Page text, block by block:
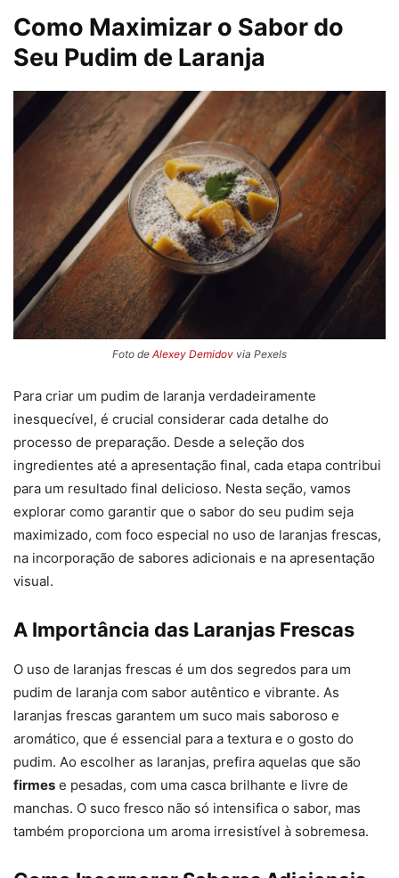
Como Maximizar o Sabor do
Seu Pudim de Laranja
Foto de Alexey Demidov via Pexels
Para criar um pudim de laranja verdadeiramente
inesquecível, é crucial considerar cada detalhe do
processo de preparação. Desde a seleção dos
ingredientes até a apresentação final, cada etapa contribui
para um resultado final delicioso. Nesta seção, vamos
explorar como garantir que o sabor do seu pudim seja
maximizado, com foco especial no uso de laranjas frescas,
na incorporação de sabores adicionais e na apresentação
visual.
A Importância das Laranjas Frescas
O uso de laranjas frescas é um dos segredos para um
pudim de laranja com sabor autêntico e vibrante. As
laranjas frescas garantem um suco mais saboroso e
aromático, que é essencial para a textura e o gosto do
pudim. Ao escolher as laranjas, prefira aquelas que são
firmes e pesadas, com uma casca brilhante e livre de
manchas. O suco fresco não só intensifica o sabor, mas
também proporciona um aroma irresistível à sobremesa.